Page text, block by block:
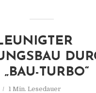
TURBO“
1 Min. Lesedauer